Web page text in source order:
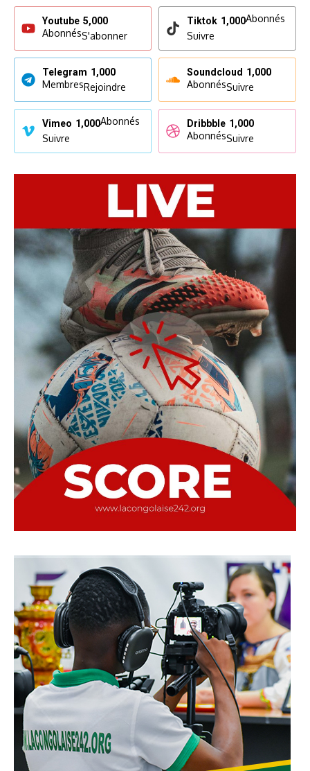
Youtube 5,000
AbonnésS'abonner
Tiktok 1,000Abonnés
Suivre
Telegram 1,000
MembresRejoindre
Soundcloud 1,000
AbonnésSuivre
Vimeo 1,000Abonnés
Suivre
Dribbble 1,000
AbonnésSuivre